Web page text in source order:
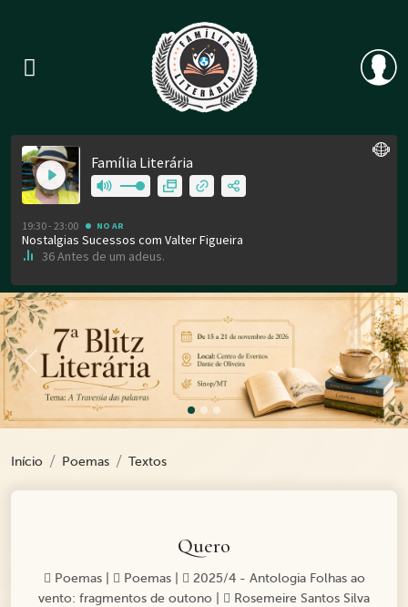
Previous
Início Poemas Textos
Quero
Poemas| Poemas|
2025/4 - Antologia Folhas ao
vento: fragmentos de outono
Rosemeire Santos Silva